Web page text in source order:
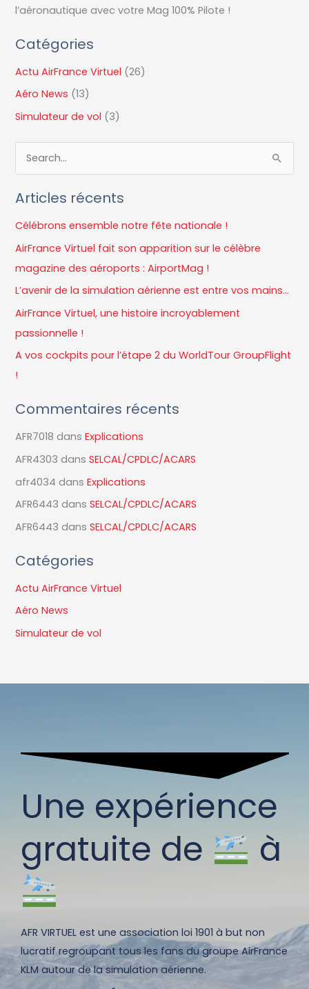
l’aéronautique avec votre Mag 100% Pilote !
Catégories
Actu AirFrance Virtuel (26)
Aéro News (13)
Simulateur de vol (3)
c
h
e
r
:
Articles récents
Célébrons ensemble notre fête nationale !
AirFrance Virtuel fait son apparition sur le célèbre
magazine des aéroports : AirportMag !
L’avenir de la simulation aérienne est entre vos mains…
AirFrance Virtuel, une histoire incroyablement
passionnelle !
A vos cockpits pour l’étape 2 du WorldTour GroupFlight
!
Commentaires récents
AFR7018 dansExplications
AFR4303 dansSELCAL/CPDLC/ACARS
afr4034 dansExplications
AFR6443 dansSELCAL/CPDLC/ACARS
AFR6443 dansSELCAL/CPDLC/ACARS
Catégories
Actu AirFrance Virtuel
Aéro News
Simulateur de vol
Une expérience
gratuite de
à
AFR VIRTUEL est une association loi 1901 à but non
lucratif regroupant tous les fans du groupe AirFrance
KLM autour de la simulation aérienne.